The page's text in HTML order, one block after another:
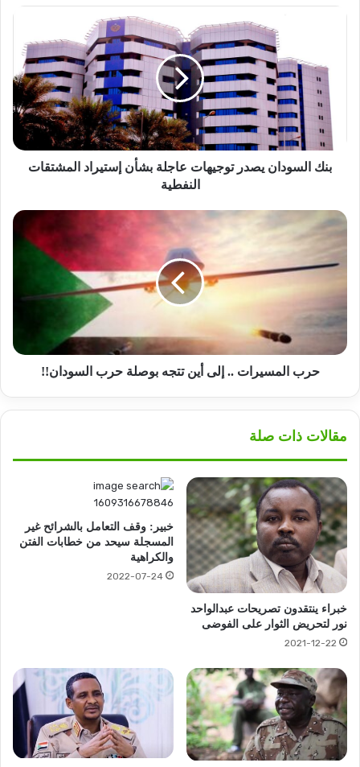
توجيهات
عاجلة
بشأن
إستيراد
المشتقات
النفطية
بنك السودان يصدر توجيهات عاجلة بشأن إستيراد المشتقات
النفطية
حرب
المسيرات
إلى
بوصلة
السودان!!
حرب المسيرات .. إلى أين تتجه بوصلة حرب السودان!!
مقالات ذات صلة
خبراء ينتقدون تصريحات عبدالواحد
نور لتحريض الثوار على الفوضى
2021-12-22
خبير: وقف التعامل بالشرائح غير
المسجلة سيحد من خطابات الفتن
والكراهية
2022-07-24